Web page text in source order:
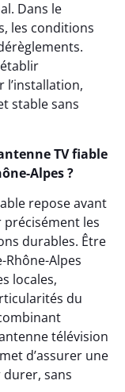
Dans le
les conditions
l’installation,
stable sans
TV fiable
Alpes ?
repose avant
les
durables. Être
Alpes
locales,
du
télévision
d’assurer une
sans